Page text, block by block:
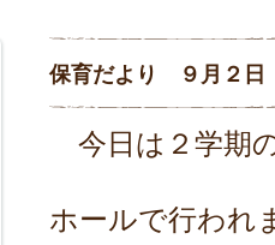
保育だより ９月２
今日は２学期
ホールで行われ